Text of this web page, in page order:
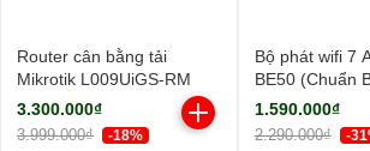
Router cân bằng tải
Mikrotik L009UiGS-RM
3.300.000₫
3.999.000₫ -18%
Bộ phát wifi 7
BE50 (Chuẩn
BE3600Mbps/
ngoài/ Wifi
1.590.000₫
2.290.000₫ -